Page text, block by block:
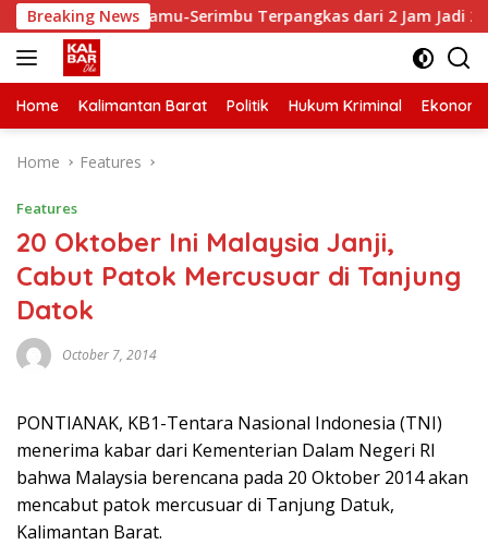
Skip
to
content
Breaking News
Senyamu-Serimbu Terpangkas dari 2 Jam Jadi 20 Menit
Home Kalimantan Barat Politik Hukum Kriminal Ekonomi
Home Features
Features
20 Oktober Ini Malaysia Janji,
Cabut Patok Mercusuar di Tanjung
Datok
October 7, 2014
PONTIANAK, KB1-Tentara Nasional Indonesia (TNI)
menerima kabar dari Kementerian Dalam Negeri RI
bahwa Malaysia berencana pada 20 Oktober 2014 akan
mencabut patok mercusuar di Tanjung Datuk,
Kalimantan Barat.